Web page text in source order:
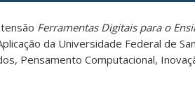
Ferramentas Digitais para o
da Universidade Federal de
Pensamento Computacional,